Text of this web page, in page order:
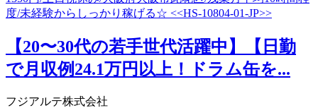
【20〜30代の若手世代活躍中】【日勤
で月収例24.1万円以上！ドラム缶を...
フジアルテ株式会社